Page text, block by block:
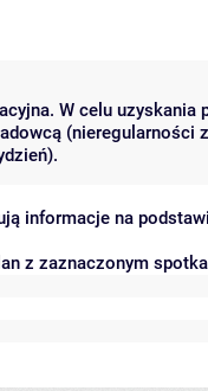
W celu
(nieregularności
informacje na
z zaznaczonym